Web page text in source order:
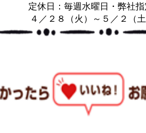
定休日：毎週水曜日・弊社
４／２８（火）～５／２（